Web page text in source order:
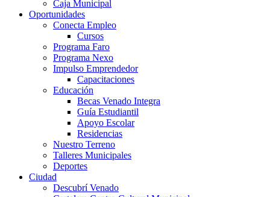
Caja Municipal
Oportunidades
Conecta Empleo
Cursos
Programa Faro
Programa Nexo
Impulso Emprendedor
Capacitaciones
Educación
Becas Venado Integra
Guía Estudiantil
Apoyo Escolar
Residencias
Nuestro Terreno
Talleres Municipales
Deportes
Ciudad
Descubrí Venado